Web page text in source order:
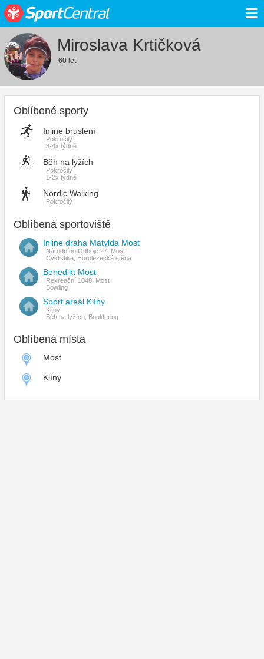
≡
Miroslava Krtičková
60 let
Oblíbené sporty
Inline bruslení
Pokročilý
3-4x týdně
Běh na lyžích
Pokročilý
1-2x týdně
Nordic Walking
Pokročilý
Oblíbená sportoviště
Inline dráha Matylda Most
Národního Odboje 27, Most
Cyklistika, Horolezecká stěna
Benedikt Most
Rekreační 1048, Most
Bowling
Sport areál Klíny
Klíny
Běh na lyžích, Bouldering
Oblíbená místa
Most
Klíny